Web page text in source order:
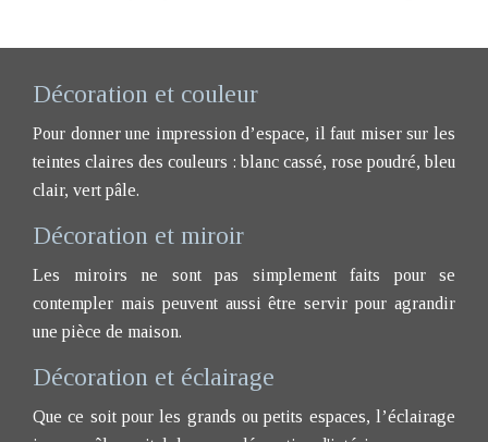
Décoration et couleur
Pour donner une impression d’espace, il faut miser sur les
teintes claires des couleurs : blanc cassé, rose poudré, bleu
clair, vert pâle.
Décoration et miroir
Les miroirs ne sont pas simplement faits pour se
contempler mais peuvent aussi être servir pour agrandir
une pièce de maison.
Décoration et éclairage
Que ce soit pour les grands ou petits espaces, l’éclairage